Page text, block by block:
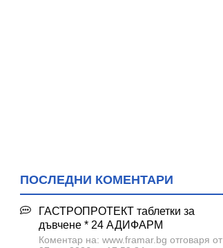
ПОСЛЕДНИ КОМЕНТАРИ
ГАСТРОПРОТЕКТ таблетки за
дъвчене * 24 АДИФАРМ
Коментар на: www.framar.bg отговаря от